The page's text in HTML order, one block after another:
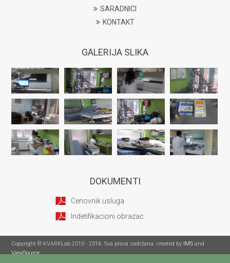
SARADNICI
KONTAKT
GALERIJA SLIKA
DOKUMENTI
Cenovnik usluga
Indetifikacioni obrazac
Copyright © KVARKLab 2010 - 2016. Sva prava zadržana. created by IMS and
ViewSource